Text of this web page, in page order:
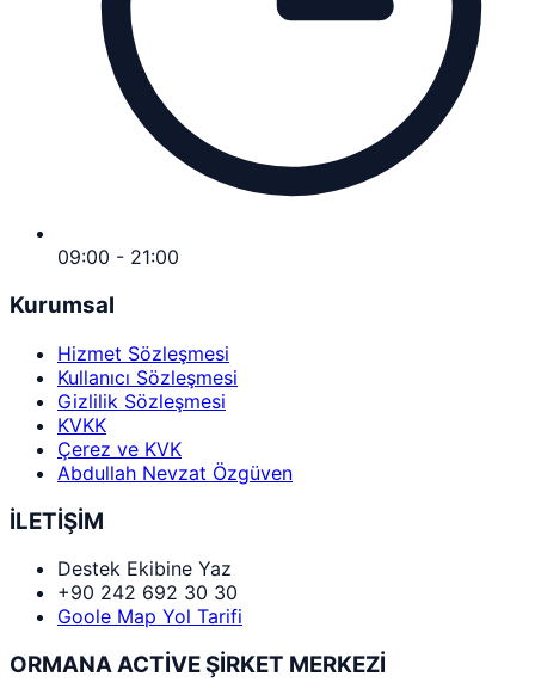
09:00 - 21:00
Kurumsal
Hizmet Sözleşmesi
Kullanıcı Sözleşmesi
Gizlilik Sözleşmesi
KVKK
Çerez ve KVK
Abdullah Nevzat Özgüven
İLETİŞİM
Destek Ekibine Yaz
+90 242 692 30 30
Goole Map Yol Tarifi
ORMANA ACTİVE ŞİRKET MERKEZİ